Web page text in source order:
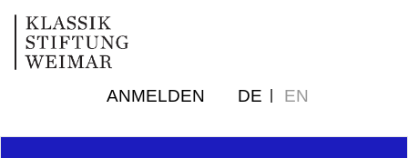
ANMELDEN DE EN